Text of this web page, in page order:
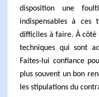
disposition une
indispensables à ces
difficiles à faire. À côté
techniques qui sont
Faites-lui confiance
plus souvent un bon
les stipulations du